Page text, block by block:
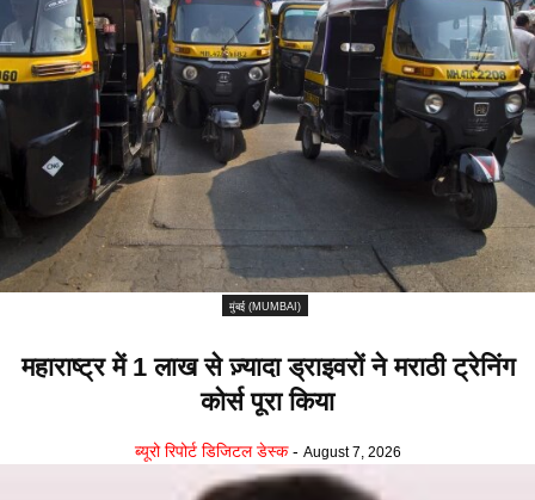
मुंबई (MUMBAI)
महाराष्ट्र में 1 लाख से ज़्यादा ड्राइवरों ने मराठी ट्रेनिंग
कोर्स पूरा किया
ब्यूरो रिपोर्ट डिजिटल डेस्क - August 7, 2026